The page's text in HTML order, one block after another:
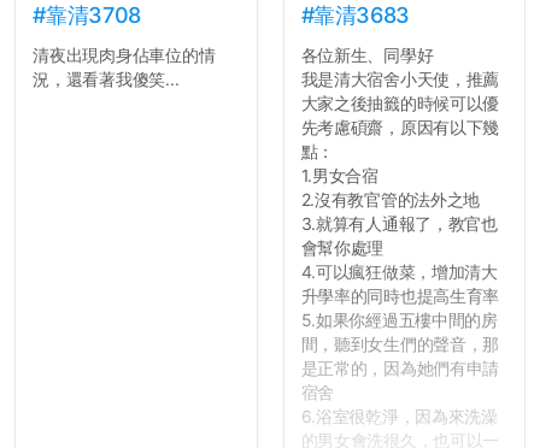
#靠清3708
清夜出現肉身佔車位的情
況，還看著我傻笑...
#靠清3683
各位新生、同學好
我是清大宿舍小天使，推薦
大家之後抽籤的時候可以優
先考慮碩齋，原因有以下幾
點：
1.男女合宿
2.沒有教官管的法外之地
3.就算有人通報了，教官也
會幫你處理
4.可以瘋狂做菜，增加清大
升學率的同時也提高生育率
5.如果你經過五樓中間的房
間，聽到女生們的聲音，那
是正常的，因為她們有申請
宿舍
6.浴室很乾淨，因為來洗澡
的男女會洗很久，也可以一